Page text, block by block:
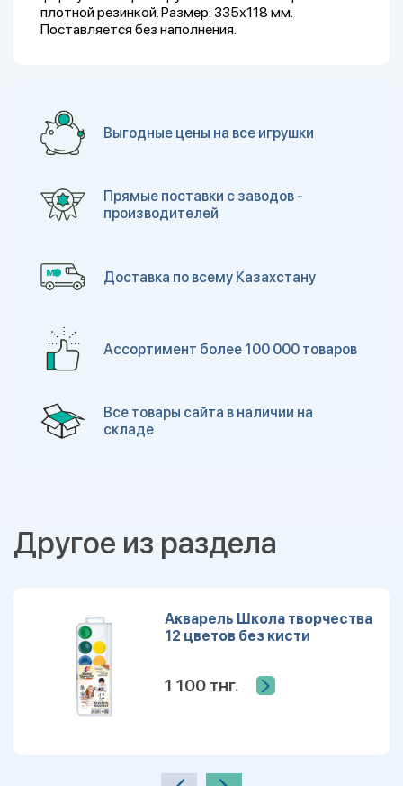
плотной резинкой. Размер: 335х118 мм.
Поставляется без наполнения.
Выгодные цены на все игрушки
Прямые поставки с заводов -
производителей
Доставка по всему Казахстану
Ассортимент более 100 000 товаров
Все товары сайта в наличии на
складе
Другое из раздела
Акварель Школа творчества
12 цветов без кисти
1 100 тнг.